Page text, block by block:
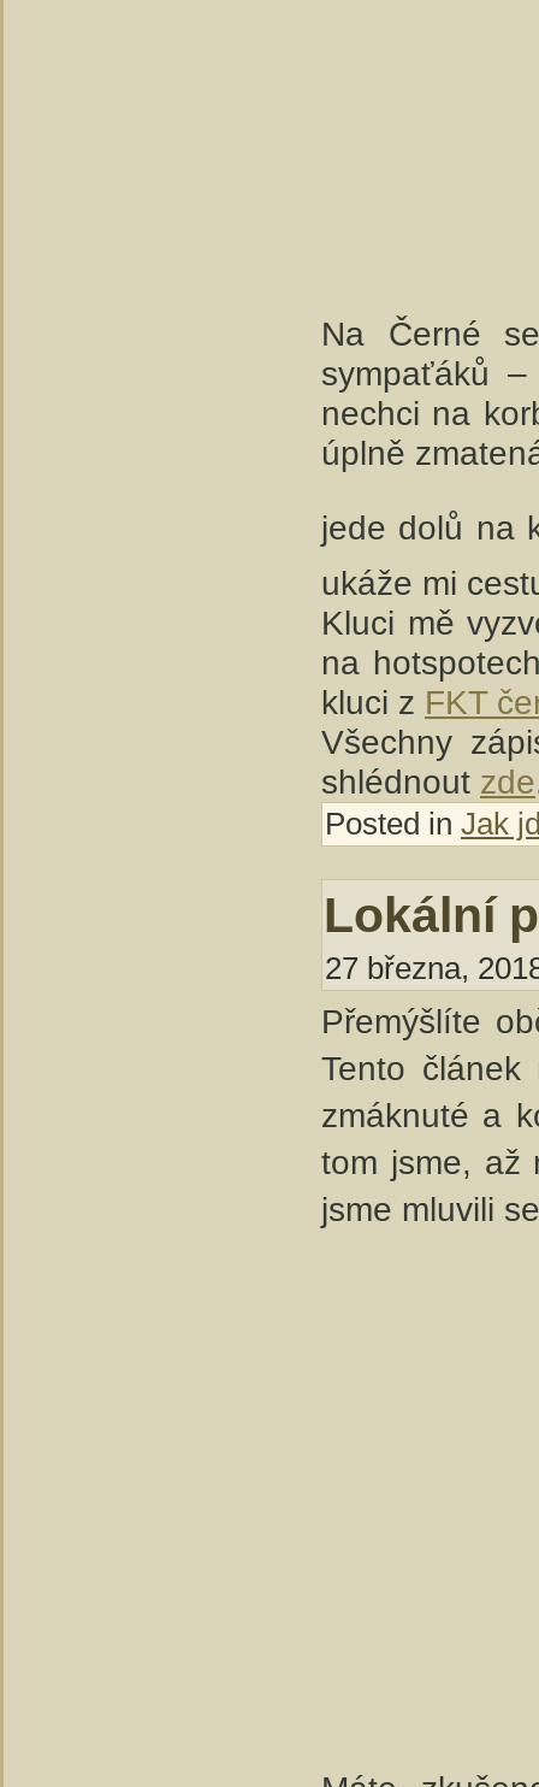
Na Černé
sympaťáků
nechci na
úplně
jede dolů na
ukáže mi
Kluci mě
na
kluci z FKT
Všechny
shlédnout zde
Posted in Jak
Lokální
27 března,
Přemýšlíte
Tento
zmáknuté a
tom jsme, až
jsme mluvili